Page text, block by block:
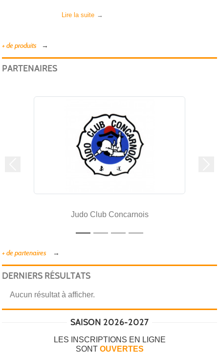
Lire la suite
+ de produits
PARTENAIRES
Club Concarnois
+ de partenaires
DERNIERS RÉSULTATS
Aucun résultat à afficher.
SAISON 2026-2027
LES INSCRIPTIONS EN LIGNE
SONT OUVERTES